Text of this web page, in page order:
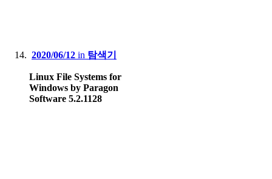
2020/06/12 in 탐색기
Linux File Systems for
Windows by Paragon
Software 5.2.1128